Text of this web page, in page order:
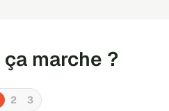
marche ?
2 3